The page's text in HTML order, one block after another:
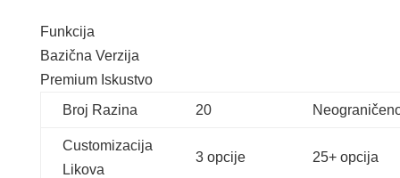
Funkcija
Bazična Verzija
Premium Iskustvo
Broj Razina
20
Customizacija
Likova
3 opcije 25+ opcija